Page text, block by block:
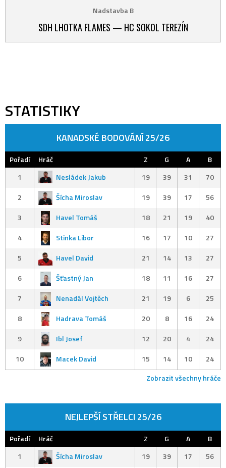
Nadstavba B
SDH LHOTKA FLAMES — HC SOKOL TEREZÍN
STATISTIKY
KANADSKÉ BODOVÁNÍ 25/26
Pořadí Hráč Z G A
B
1
Nesládek Jakub 19 39 31
70
2
Šícha Miroslav 19 39 17
56
3
Havel Tomáš 18 21 19
40
4
Stinka Libor 16 17 10
27
5
Havel David 21 14 13
27
6
Šťastný Jan 18 11 16
27
7
Nenadál Vojtěch 21 19 6
25
8
Hadrava Tomáš 20 8 16
24
9
Ibl Josef 12 20 4
24
10
Macek David 15 14 10
24
Zobrazit všechny hráče
NEJLEPŠÍ STŘELCI 25/26
Pořadí Hráč Z G A
B
1
Šícha Miroslav 19 39 17
56